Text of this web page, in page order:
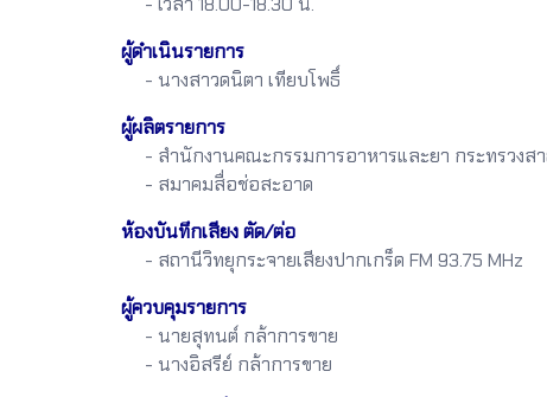
ผู้ดำเนินรายการ
- นางสาวดนิตา เทียบโพธิ์
ผู้ผลิตรายการ
- สำนักงานคณะกรรมการอาหารและยา กระทรวงส
- สมาคมสื่อช่อสะอาด
ห้องบันทึกเสียง ตัด/ต่อ
- สถานีวิทยุกระจายเสียงปากเกร็ด FM 93.75 MHz
ผู้ควบคุมรายการ
- นายสุทนต์ กล้าการขาย
- นางอิสรีย์ กล้าการขาย